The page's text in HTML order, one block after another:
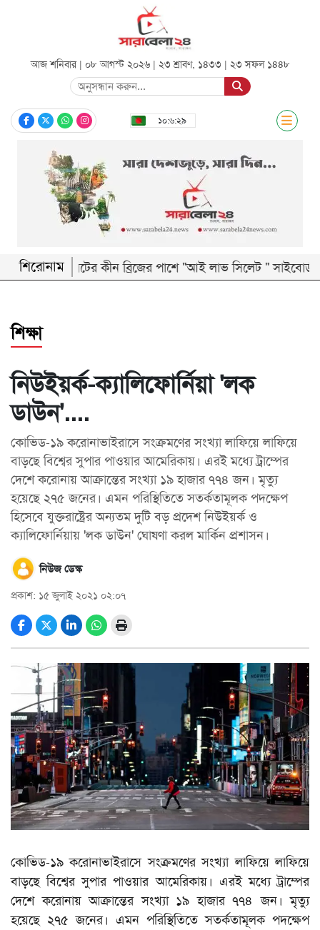
জাতীয়
রাজনীতি
অর্থনীতি
আন্তর্জাতিক
বিনোদন
স্বাস্থ্য
তথ্য
ও
প্রযুক্তি
প্রবাস
মুক্তমত
সাহিত্য
পর্যটন
অন্যরকম
জীবনযাপন
ধর্ম
ভিডিও
আজ শনিবার | ০৮ আগস্ট ২০২৬ | ২৩ শ্রাবণ, ১৪৩৩ | ২৩ সফল ১৪৪৮
১০:৬:৩০
শিরোনাম‎সিলেটের কীন ব্রিজের পাশে "আই লাভ সিলেট " সাইবোর্ড নিয়ে
শিক্ষা
নিউইয়র্ক-ক্যালিফোর্নিয়া 'লক
ডাউন'....
কোভিড-১৯ করোনাভাইরাসে সংক্রমণের সংখ্যা লাফিয়ে লাফিয়ে
বাড়ছে বিশ্বের সুপার পাওয়ার আমেরিকায়। এরই মধ্যে ট্রাম্পের
দেশে করোনায় আক্রান্তের সংখ্যা ১৯ হাজার ৭৭৪ জন। মৃত্যু
হয়েছে ২৭৫ জনের। এমন পরিস্থিতিতে সতর্কতামূলক পদক্ষেপ
হিসেবে যুক্তরাষ্ট্রের অন্যতম দুটি বড় প্রদেশ নিউইয়র্ক ও
ক্যালিফোর্নিয়ায় 'লক ডাউন' ঘোষণা করল মার্কিন প্রশাসন।
নিউজ ডেস্ক
প্রকাশ: ১৫ জুলাই ২০২১ ০২:০৭
কোভিড-১৯ করোনাভাইরাসে সংক্রমণের সংখ্যা লাফিয়ে লাফিয়ে
বাড়ছে বিশ্বের সুপার পাওয়ার আমেরিকায়। এরই মধ্যে ট্রাম্পের
দেশে করোনায় আক্রান্তের সংখ্যা ১৯ হাজার ৭৭৪ জন। মৃত্যু
হয়েছে ২৭৫ জনের। এমন পরিস্থিতিতে সতর্কতামূলক পদক্ষেপ